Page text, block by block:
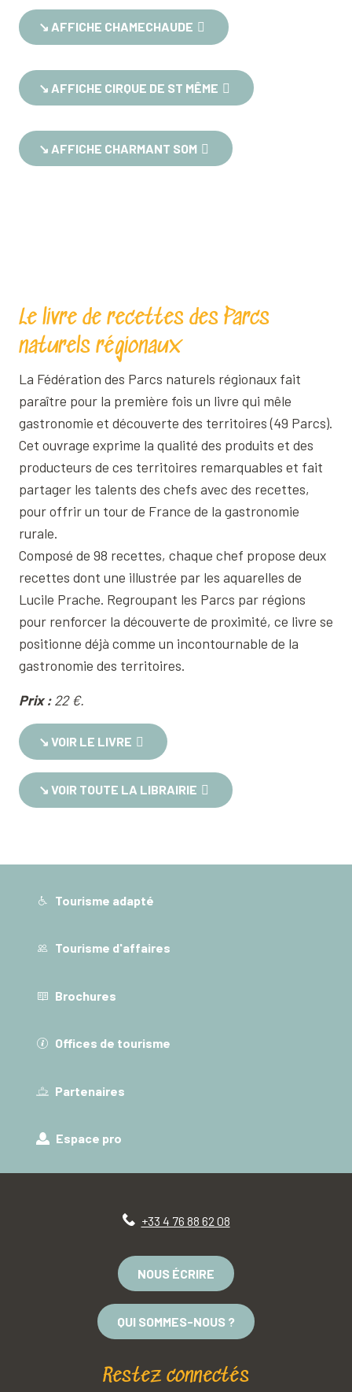
↘︎ AFFICHE CHAMECHAUDE
↘︎ AFFICHE CIRQUE DE ST MÊME
↘︎ AFFICHE CHARMANT SOM
Le livre de recettes des Parcs
naturels régionaux
La Fédération des Parcs naturels régionaux fait
paraître pour la première fois un livre qui mêle
gastronomie et découverte des territoires (49 Parcs).
Cet ouvrage exprime la qualité des produits et des
producteurs de ces territoires remarquables et fait
partager les talents des chefs avec des recettes,
pour offrir un tour de France de la gastronomie
rurale.
Composé de 98 recettes, chaque chef propose deux
recettes dont une illustrée par les aquarelles de
Lucile Prache. Regroupant les Parcs par régions
pour renforcer la découverte de proximité, ce livre se
positionne déjà comme un incontournable de la
gastronomie des territoires.
Prix :22 €.
↘︎ VOIR LE LIVRE
↘︎ VOIR TOUTE LA LIBRAIRIE
Tourisme adapté
Tourisme d'affaires
Brochures
Offices de tourisme
Partenaires
Espace pro
+33 4 76 88 62 08
NOUS ÉCRIRE
QUI SOMMES-NOUS ?
Restez connectés